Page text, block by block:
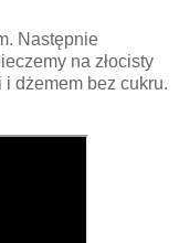
Następnie
na złocisty
dżemem bez cukru.